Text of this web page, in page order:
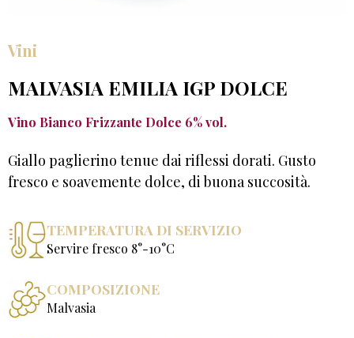
Vini
MALVASIA EMILIA IGP DOLCE
Vino Bianco Frizzante Dolce 6% vol.
Giallo paglierino tenue dai riflessi dorati. Gusto
fresco e soavemente dolce, di buona succosità.
TEMPERATURA DI SERVIZIO
Servire fresco 8°-10°C
COMPOSIZIONE
Malvasia